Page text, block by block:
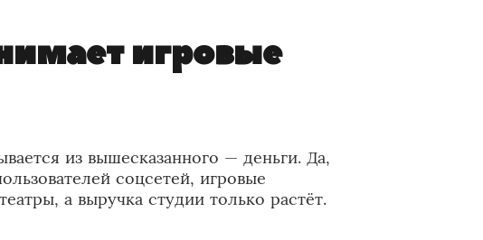
игровые
из вышесказанного — деньги. Да,
соцсетей, игровые
а выручка студии только растёт.